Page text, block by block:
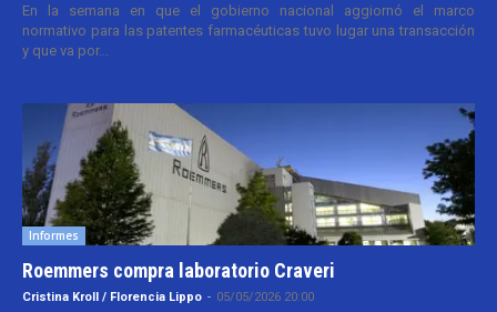
En la semana en que el gobierno nacional aggiornó el marco
normativo para las patentes farmacéuticas tuvo lugar una transacción
y que va por...
Informes
Roemmers compra laboratorio Craveri
Cristina Kroll / Florencia Lippo - 05/05/2026 20:00